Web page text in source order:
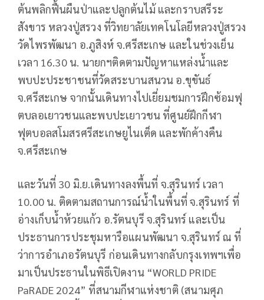
ต้นพลิกฟื้นผืนป่าและปลูกต้นไม้ และกราบสรีระ
สังขาร หลวงปู่สรวง ที่วิทยาลัยเทคโนโลยีหลวงปู่สรวง
วัดไพรพัฒนา อ.ภูสิงห์ จ.ศรีสะเกษ และในช่วงเย็น
เวลา 16.30 น. นายกฯติดตามปัญหาแหล่งน้ำและ
พบปะประชาชนที่วัดสระบานสนวน อ.ขุขันธ์
จ.ศรีสะเกษ จากนั้นเดินทางไปเยี่ยมชมการฝึกซ้อมฟุ
ตบลอเยาวชนและพบปะเยาวชน ที่ศูนย์ฝึกกีฬา
ฟุตบอลสโมสรศรีสะเกษยูไนเต็ด และพักค้างคืน
จ.ศรีสะเกษ
และวันที่ 30 มิ.ย.เดินทางลงพื้นที่ จ.สุรินทร์ เวลา
10.00 น. ติดตามสถานการณ์น้ำในพื้นที่ จ.สุรินทร์ ที่
อ่างเก็บน้ำห้วยแก้ว อ.รัตนบุรี จ.สุรินทร์ และเป็น
ประธานการประชุมหารือแผนพัฒนา จ.สุรินทร์ ณ ที่
ว่าการอำเภอรัตนบุรี ก่อนเดินทางกลับกรุงเทพฯเพื่อ
มาเป็นประธานในพิธีเปิดงาน “WORLD PRIDE
PaRADE 2024” ที่สนามกีฬาแห่งชาติ (สนามศุภ